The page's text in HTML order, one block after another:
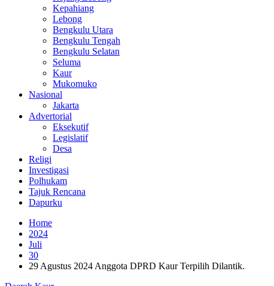
Kepahiang
Lebong
Bengkulu Utara
Bengkulu Tengah
Bengkulu Selatan
Seluma
Kaur
Mukomuko
Nasional
Jakarta
Advertorial
Eksekutif
Legislatif
Desa
Religi
Investigasi
Polhukam
Tajuk Rencana
Dapurku
Home
2024
Juli
30
29 Agustus 2024 Anggota DPRD Kaur Terpilih Dilantik.